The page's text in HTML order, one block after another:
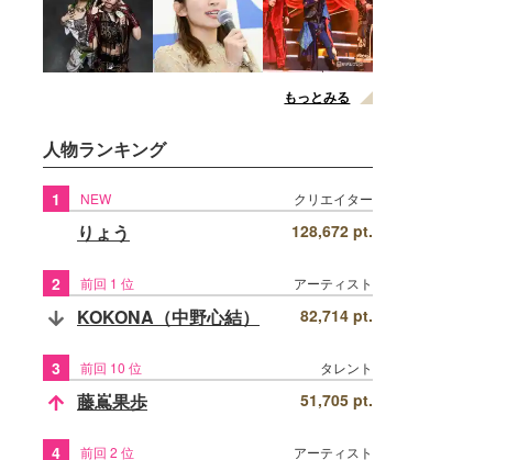
もっとみる
人物ランキング
1 NEW クリエイター
りょう 128,672 pt.
2 前回 1 位 アーティスト
KOKONA（中野心結） 82,714 pt.
3 前回 10 位 タレント
藤嶌果歩 51,705 pt.
4 前回 2 位 アーティスト